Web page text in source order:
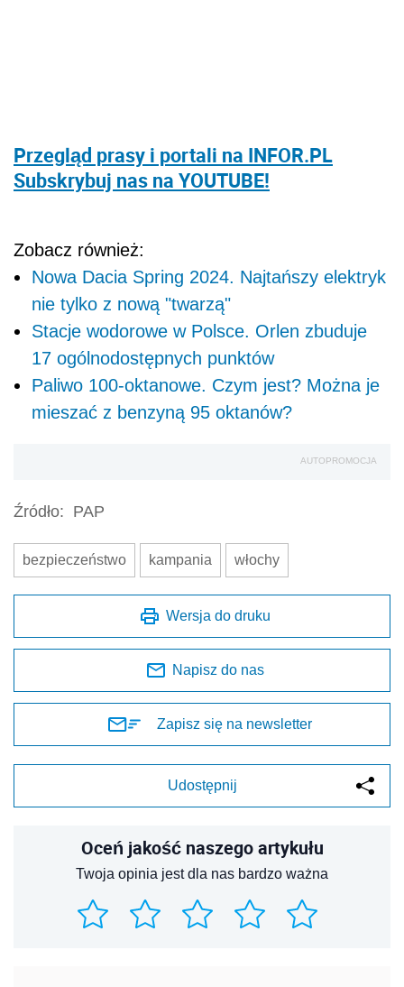
Przegląd prasy i portali na INFOR.PL
Subskrybuj nas na YOUTUBE!
Zobacz również:
Nowa Dacia Spring 2024. Najtańszy elektryk
nie tylko z nową "twarzą"
Stacje wodorowe w Polsce. Orlen zbuduje
17 ogólnodostępnych punktów
Paliwo 100-oktanowe. Czym jest? Można je
mieszać z benzyną 95 oktanów?
AUTOPROMOCJA
Źródło: PAP
bezpieczeństwo kampania włochy
Wersja do druku
Napisz do nas
Zapisz się na newsletter
Udostępnij
Oceń jakość naszego artykułu
Twoja opinia jest dla nas bardzo ważna